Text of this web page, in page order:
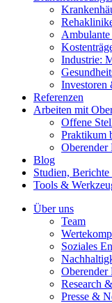
Industrie:
Investoren
Referenzen
Arbeiten mit
Offene
Praktikum
Oberender
Blog
Studien,
Tools &
Über uns
Team
Soziales
Oberender
Research
Presse &